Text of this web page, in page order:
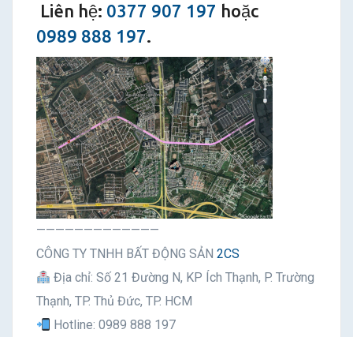
Liên hệ: 0377 907 197 hoặc
0989 888 197.
—————————————
CÔNG TY TNHH BẤT ĐỘNG SẢN 2CS
Địa chỉ: Số 21 Đường N, KP Ích Thạnh, P. Trường
Thạnh, TP. Thủ Đức, TP. HCM
Hotline: 0989 888 197